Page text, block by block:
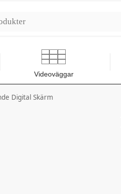
Videoväggar
Digital Skärm